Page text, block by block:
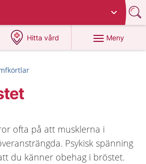
region
Hitta vård
på 1177.se
Meny
ofta på att musklerna i
Psykisk spänning
du känner obehag i bröstet.